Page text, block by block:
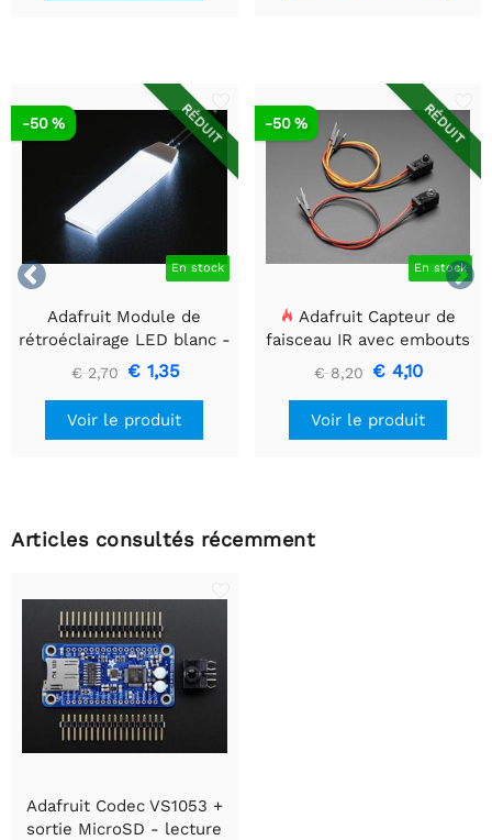


RÉDUIT
En stock
-50 %
Adafruit Module de
rétroéclairage LED blanc -
Petit 12 mm x 40 mm
€ 2,70 € 1,35
Voir le produit
RÉDUIT
En stock
-50 %
Adafruit Capteur de
faisceau IR avec embouts
de câble de qualité
supérieure - LED 5 mm
€ 8,20 € 4,10
Voir le produit
Articles consultés récemment
Adafruit Codec VS1053 +
sortie MicroSD - lecture